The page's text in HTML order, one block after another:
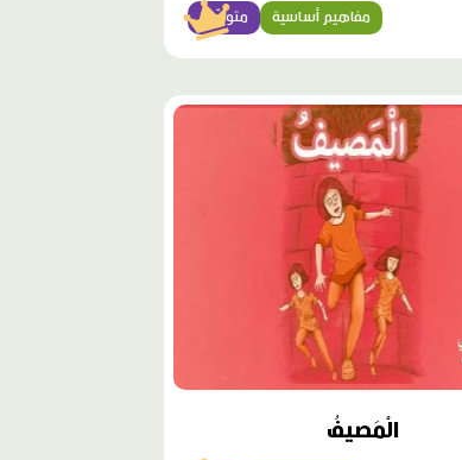
متوسّط مفاهيم أساسية
الْمَصيفُ